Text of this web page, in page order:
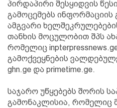
პირდაპირი შესყიდვის
გამოცემებს ინფორმაციის
ამგვარი
თანხის მოცულობით შპს
რომელიც
გამოქვეყნების
ghn.ge და primetime.ge.
საჯარო უწყებებს შორის
გამონაკლისია, რომელიც